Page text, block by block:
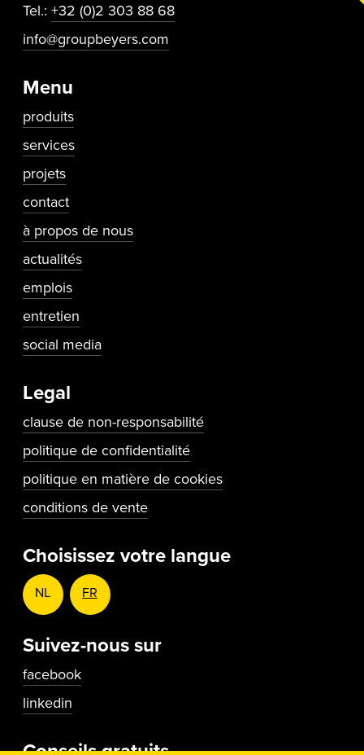
Tel.: +32 (0)2 303 88 68
info@groupbeyers.com
Menu
produits
services
projets
contact
Secundaire navigatie
à propos de nous
actualités
emplois
entretien
social media
Legal
clause de non-responsabilité
politique de confidentialité
politique en matière de cookies
conditions de vente
Choisissez votre langue
NL FR
Suivez-nous sur
facebook
linkedin